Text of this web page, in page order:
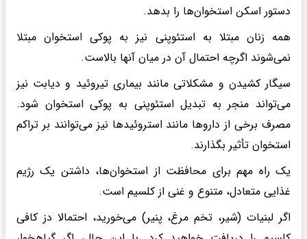
دستور اسکن‌ استخوان‌ها را بدهد.
همه زنان مبتلا به استئوپنی نیز به پوکی استخوان مبتلا
نمی‌شوند اگرچه احتمال آن در میان آنها بالاست.
سیگار کشیدن و مشکلاتی مانند بیماری تیروئید و دیابت نیز
می‌تواند منجر به تبدیل استئوپنی به پوکی استخوان شود.
مصرف برخی از داروها مانند استروئیدها نیز می‌توانند بر تراکم
استخوان تأثیر بگذارند.
یک راه مهم برای محافظت از استخوان‌ها، داشتن یک رژیم
غذایی متعادل، متنوع و غنی از کلسیم است.
اگر لبنیات (شیر، تخم مرغ، پنیر) می‌خورید، احتمالا دز کافی